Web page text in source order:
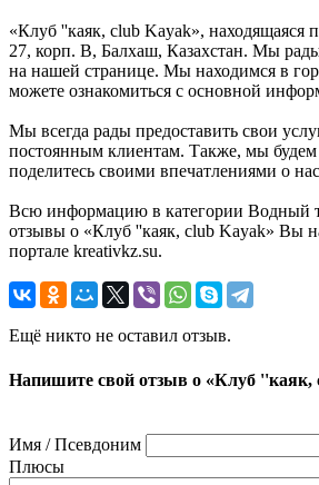
«Клуб ''каяк, club Kayak», находящаяся
27, корп. В, Балхаш, Казахстан. Мы рады
на нашей странице. Мы находимся в
можете ознакомиться с основной
Мы всегда рады предоставить свои
постоянным клиентам. Также, мы
поделитесь своими впечатлениями о
Всю информацию в категории Водный
отзывы о «Клуб ''каяк, club Kayak» Вы
портале kreativkz.su.
Ещё никто не оставил отзыв.
Напишите свой отзыв о «Клуб ''каяк,
Имя / Псевдоним
Плюсы